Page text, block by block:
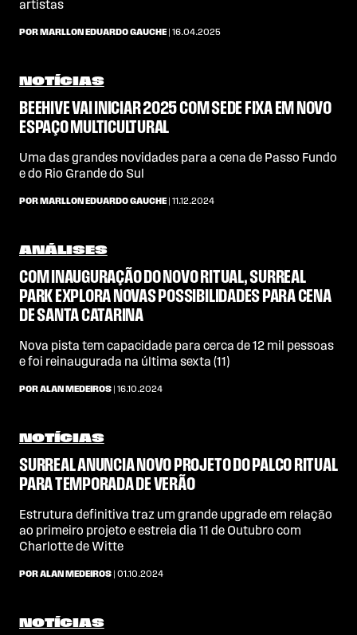
artistas
POR MARLLON EDUARDO GAUCHE | 16.04.2025
NOTÍCIAS
BEEHIVE VAI INICIAR 2025 COM SEDE FIXA EM NOVO
ESPAÇO MULTICULTURAL
Uma das grandes novidades para a cena de Passo Fundo
e do Rio Grande do Sul
POR MARLLON EDUARDO GAUCHE | 11.12.2024
ANÁLISES
COM INAUGURAÇÃO DO NOVO RITUAL, SURREAL
PARK EXPLORA NOVAS POSSIBILIDADES PARA CENA
DE SANTA CATARINA
Nova pista tem capacidade para cerca de 12 mil pessoas
e foi reinaugurada na última sexta (11)
POR ALAN MEDEIROS | 16.10.2024
NOTÍCIAS
SURREAL ANUNCIA NOVO PROJETO DO PALCO RITUAL
PARA TEMPORADA DE VERÃO
Estrutura definitiva traz um grande upgrade em relação
ao primeiro projeto e estreia dia 11 de Outubro com
Charlotte de Witte
POR ALAN MEDEIROS | 01.10.2024
NOTÍCIAS